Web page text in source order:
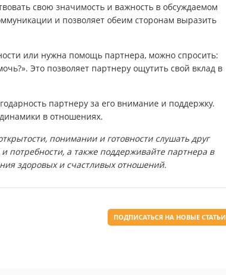
свою значимость и важность в обсуждаемом
и позволяет обеим сторонам выразить
или нужна помощь партнера, можно спросить:
Это позволяет партнеру ощутить свой вклад в
партнеру за его внимание и поддержку.
в отношениях.
понимании и готовности слушать друг
потребности, а также поддерживайте партнера в
здоровых и счастливых отношений.
ПОДПИСАТЬСЯ НА НОВЫЕ СТАТЬИ